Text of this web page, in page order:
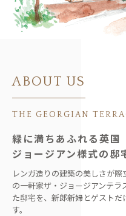
ABOUT US
THE GEORGIAN
緑に満ちあふれる英国
ジョージアン様式の邸
レンガ造りの建築の美しさが
の一軒家ザ・ジョージアンテ
た邸宅を、新郎新婦とゲスト
す。